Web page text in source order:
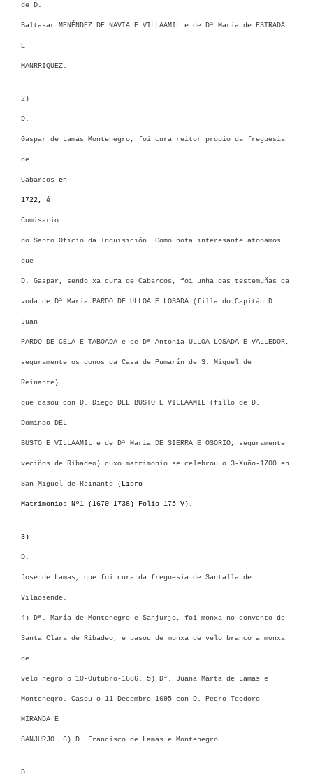
de D.
Baltasar MENÉNDEZ DE NAVIA E VILLAAMIL e de Dª María de ESTRADA
E
MANRRIQUEZ.
2)
D.
Gaspar de Lamas Montenegro, foi cura reitor propio da freguesía
de
Cabarcosen
1722,é
Comisario
do Santo Oficio da Inquisición. Como nota interesante atopamos
que
D. Gaspar, sendo xa cura de Cabarcos, foi unha das testemuñas da
voda de Dª María PARDO DE ULLOA E LOSADA (filla do Capitán D.
Juan
PARDO DE CELA E TABOADA e de Dª Antonia ULLOA LOSADA E VALLEDOR,
seguramente os donos da Casa de Pumarín de S. Miguel de
Reinante)
que casou con D. Diego DEL BUSTO E VILLAAMIL (fillo de D.
Domingo DEL
BUSTO E VILLAAMIL e de Dª María DE SIERRA E OSORIO, seguramente
veciños de Ribadeo) cuxo matrimonio se celebrou o 3-Xuño-1700 en
San Miguel de Reinante (Libro
Matrimonios Nº1 (1670-1738) Folio 175-V).
3)
D.
José de Lamas, que foi cura da freguesía de Santalla de
Vilaosende.
4) Dª. María de Montenegro e Sanjurjo, foi monxa no convento de
Santa Clara de Ribadeo, e pasou de monxa de velo branco a monxa
de
velo negro o 10-Outubro-1686. 5) Dª. Juana Marta de Lamas e
Montenegro. Casou o 11-Decembro-1695 con D. Pedro Teodoro
MIRANDA E
SANJURJO. 6) D. Francisco de Lamas e Montenegro.
D.